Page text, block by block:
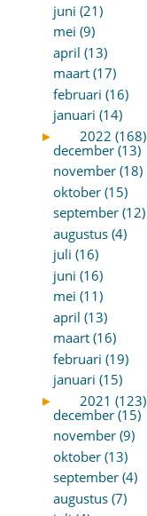
juni (21)
mei (9)
april (13)
maart (17)
februari (16)
januari (14)
►
2022 (168)
december (13)
november (18)
oktober (15)
september (12)
augustus (4)
juli (16)
juni (16)
mei (11)
april (13)
maart (16)
februari (19)
januari (15)
►
2021 (123)
december (15)
november (9)
oktober (13)
september (4)
augustus (7)